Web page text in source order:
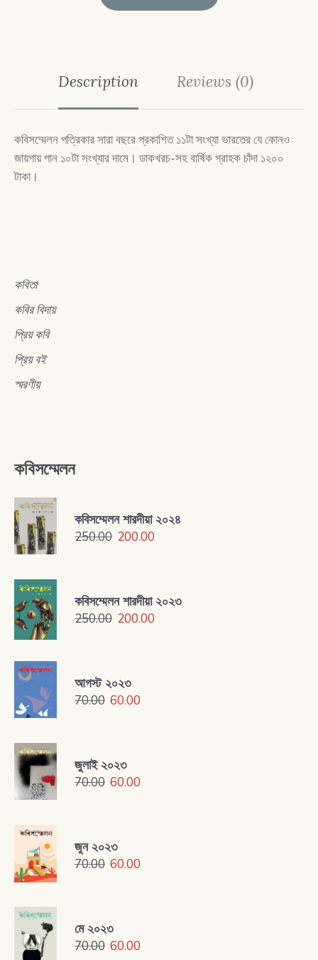
Description Reviews (0)
কবিসম্মেলন পত্রিকার সারা বছরে প্রকাশিত ১১টা সংখ্যা ভারতের যে কোনও
জায়গায় পান ১০টা সংখ্যার দামে। ডাকখরচ-সহ বার্ষিক গ্রাহক চাঁদা ১২০০
টাকা।
কবিতা
কবির বিদায়
প্রিয় কবি
প্রিয় বই
স্মরণীয়
কবিসম্মেলন
কবিসম্মেলন শারদীয়া ২০২৪
250.00 200.00
কবিসম্মেলন শারদীয়া ২০২৩
250.00 200.00
আগস্ট ২০২৩
70.00 60.00
জুলাই ২০২৩
70.00 60.00
জুন ২০২৩
70.00 60.00
মে ২০২৩
70.00 60.00